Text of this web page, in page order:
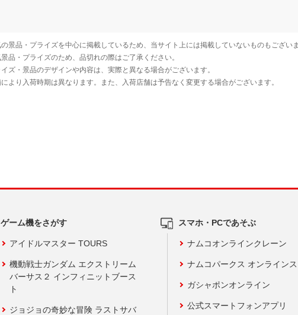
ゲーム機をさがす
アイドルマスター TOURS
機動戦士ガンダム エクストリーム
バーサス２ インフィニットブース
ト
ジョジョの奇妙な冒険 ラストサバ
スマホ・PCであそぶ
ナムコオンラインクレーン
ナムコパークス オンライン
ガシャポンオンライン
公式スマートフォンアプリ